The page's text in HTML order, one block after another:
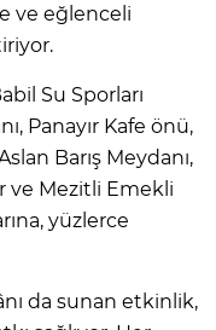
ve eğlenceli
Su Sporları
Panayır Kafe önü,
Barış Meydanı,
ve Mezitli Emekli
yüzlerce
da sunan etkinlik,